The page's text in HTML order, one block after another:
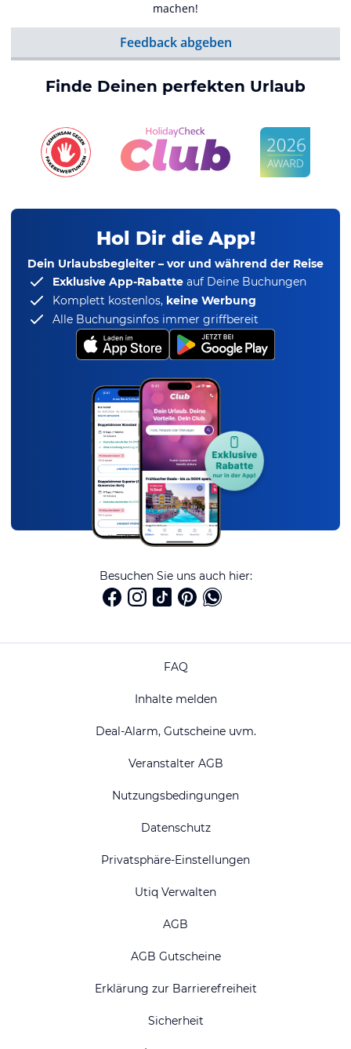
machen!
Feedback abgeben
Finde Deinen perfekten Urlaub
Hol Dir die App!
Dein Urlaubsbegleiter – vor und während der Reise
Exklusive App-Rabatte auf Deine Buchungen
Komplett kostenlos, keine Werbung
Alle Buchungsinfos immer griffbereit
Besuchen Sie uns auch hier:
FAQ
Inhalte melden
Deal-Alarm, Gutscheine uvm.
Veranstalter AGB
Nutzungsbedingungen
Datenschutz
Privatsphäre-Einstellungen
Utiq Verwalten
AGB
AGB Gutscheine
Erklärung zur Barrierefreiheit
Sicherheit